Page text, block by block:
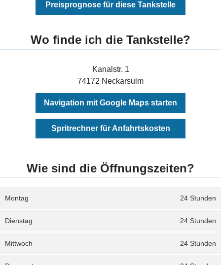
Preisprognose für diese Tankstelle
Wo finde ich die Tankstelle?
Kanalstr. 1
74172 Neckarsulm
Navigation mit Google Maps starten
Spritrechner für Anfahrtskosten
Wie sind die Öffnungszeiten?
24 Stunden
Montag
24 Stunden
Dienstag
24 Stunden
Mittwoch